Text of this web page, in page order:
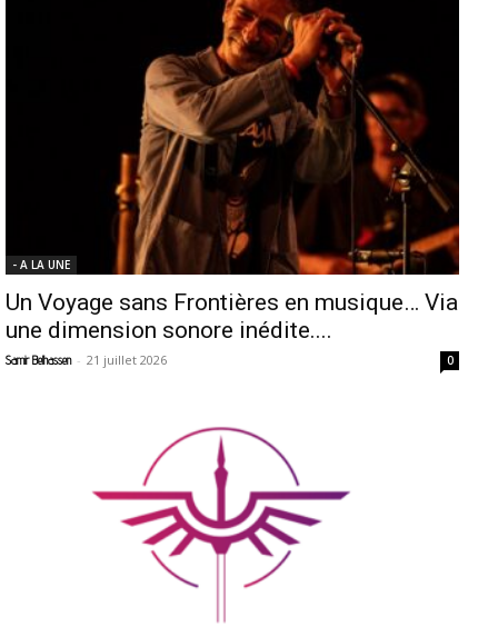
- A LA UNE
Un Voyage sans Frontières en musique… Via
une dimension sonore inédite....
Samir Belhassen - 21 juillet 2026 0